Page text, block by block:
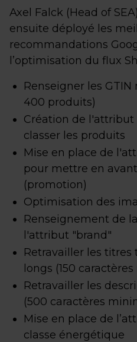
Axel Falck (Head of
ensuite déployé les
recommandations
l’optimisation du flux
Renseigner les
400 produits)
Création de
classer les produits
Mise en place de
pour mettre en
(promotion)
Optimisation des
Renseignement de
l'attribut "brand"
Retravailler les
longs (150
Retravailler les
(500 caractères
Mise en place de
classe énergétique